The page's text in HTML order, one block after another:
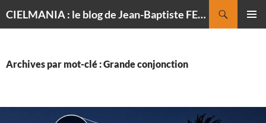
CIELMANIA : le blog de Jean-Baptiste FELDMANN, photographe du ciel
Archives par mot-clé : Grande conjonction